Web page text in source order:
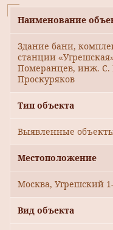
Наименование
Здание бани,
станции
Померанцев, инж.
Проскуряков
Тип объекта
Выявленные
Местоположение
Москва, Угрешский
Вид объекта